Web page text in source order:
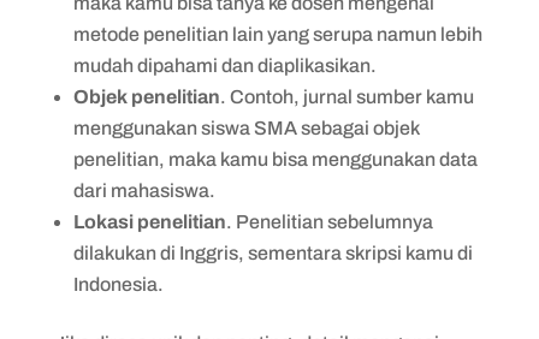
metode penelitian lain yang serupa namun lebih
mudah dipahami dan diaplikasikan.
Objek penelitian. Contoh, jurnal sumber kamu
menggunakan siswa SMA sebagai objek
penelitian, maka kamu bisa menggunakan data
dari mahasiswa.
Lokasi penelitian. Penelitian sebelumnya
dilakukan di Inggris, sementara skripsi kamu di
Indonesia.